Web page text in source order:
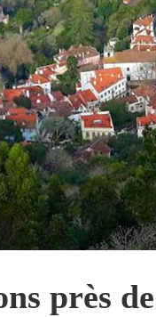
près